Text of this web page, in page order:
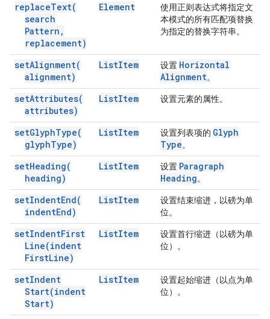
replaceText(
search
Pattern ,
replacement)
Element
使用正则表达式将指定文
本模式的所有匹配项替换
为指定的替换字符串。
setAlignment(
alignment)
ListItem 设置 Horizontal
Alignment。
setAttributes(
attributes)
ListItem 设置元素的属性。
setGlyphType(
glyphType)
ListItem 设置列表项的 Glyph
Type。
setHeading(
heading)
ListItem 设置 Paragraph
Heading。
setIndentEnd(
indentEnd)
ListItem
设置结束缩进，以磅为单
位。
setIndentFirst
Line(indent
FirstLine)
ListItem
设置首行缩进（以磅为单
位）。
setIndent
Start(indent
Start)
ListItem
设置起始缩进（以点为单
位）。